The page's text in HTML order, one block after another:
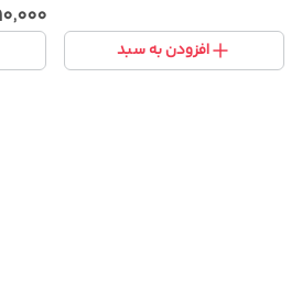
افزودن به سبد